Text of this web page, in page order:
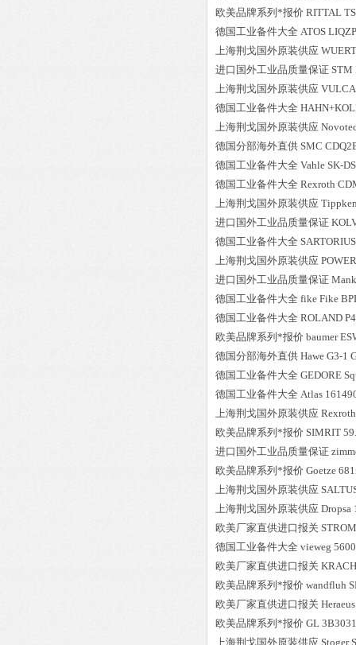
欧美品牌系列*报价 RITTAL
德国工业备件大全 ATOS
上海荆戈国外原装供应
进口国外工业品质量保证 STM
上海荆戈国外原装供应
德国工业备件大全
上海荆戈国外原装供应
德国分部海外直供 SMC
德国工业备件大全 Vahle SK-
德国工业备件大全 Rexroth
上海荆戈国外原装供应
进口国外工业品质量保证
德国工业备件大全 SARTORIUS
上海荆戈国外原装供应
进口国外工业品质量保证
德国工业备件大全 fike Fike
德国工业备件大全 ROLAND
欧美品牌系列*报价 baumer
德国分部海外直供 Hawe G3-1
德国工业备件大全 GEDORE
德国工业备件大全 Atlas
上海荆戈国外原装供应 Rexroth
欧美品牌系列*报价 SIMRIT
进口国外工业品质量保证
欧美品牌系列*报价 Goetze
上海荆戈国外原装供应
上海荆戈国外原装供应 Dropsa
欧美厂家直供进口报关
德国工业备件大全 vieweg
欧美厂家直供进口报关
欧美品牌系列*报价 wandfluh
欧美厂家直供进口报关 Heraeus
欧美品牌系列*报价 GL
上海荆戈国外原装供应 Stoger